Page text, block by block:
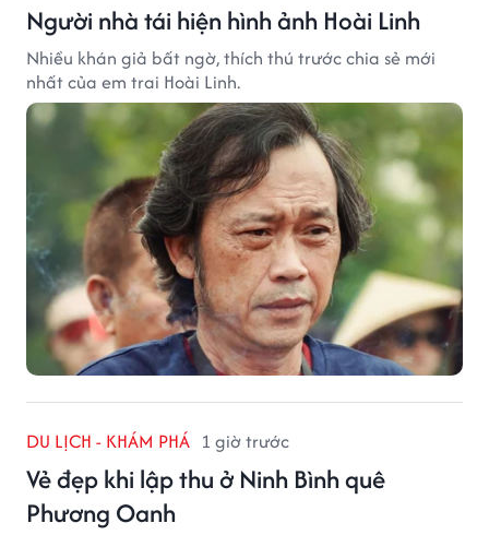
Người nhà tái hiện hình ảnh Hoài Linh
Nhiều khán giả bất ngờ, thích thú trước chia sẻ mới
nhất của em trai Hoài Linh.
DU LỊCH - KHÁM PHÁ 1 giờ trước
Vẻ đẹp khi lập thu ở Ninh Bình quê
Phương Oanh